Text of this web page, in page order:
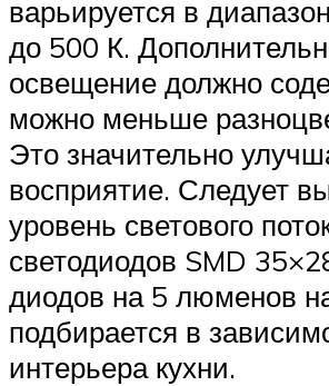
варьируется в
до 500 К.
освещение должно
можно меньше
Это значительно
восприятие. Следует
уровень светового
светодиодов SMD
диодов на 5 люменов
подбирается в
интерьера кухни.